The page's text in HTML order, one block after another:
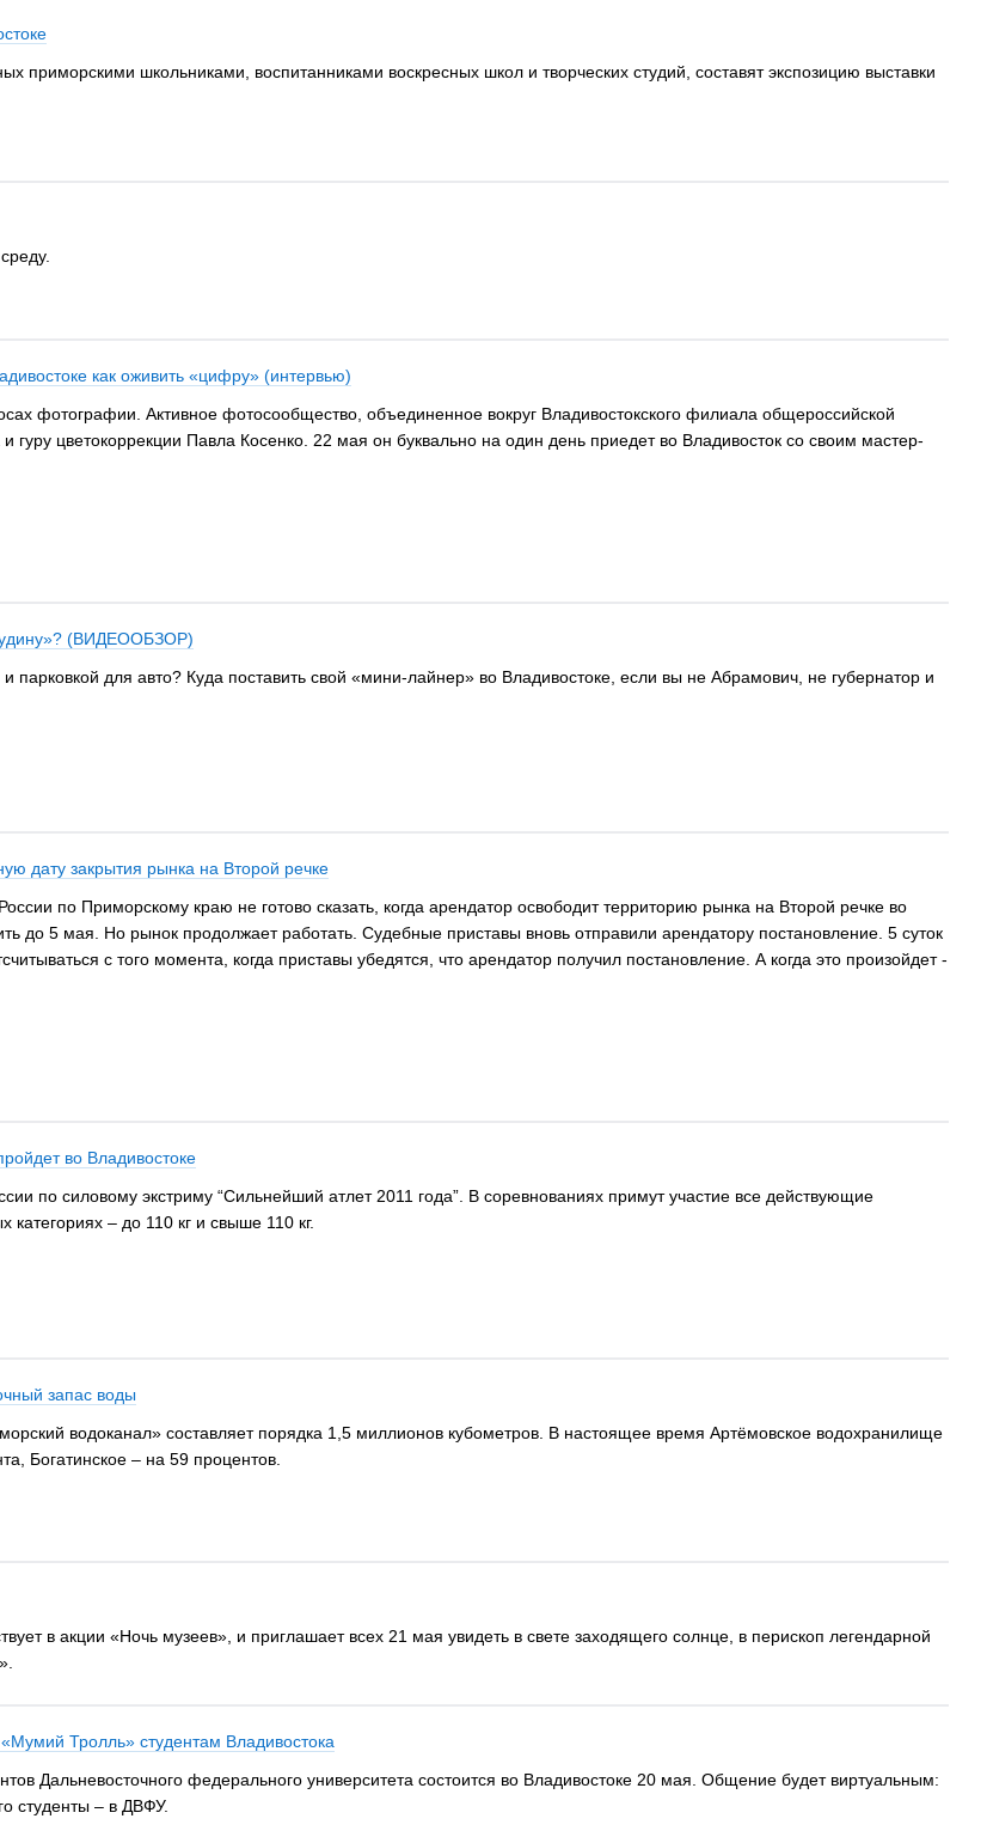
приморскими школьниками, воспитанниками воскресных школ и творческих студий, составят экспозицию выставки
как оживить «цифру» (интервью)
фотографии. Активное фотосообщество, объединенное вокруг Владивостокского филиала общероссийской
цветокоррекции Павла Косенко. 22 мая он буквально на один день приедет во Владивосток со своим мастер-
(ВИДЕООБЗОР)
парковкой для авто? Куда поставить свой «мини-лайнер» во Владивостоке, если вы не Абрамович, не губернатор и
дату закрытия рынка на Второй речке
по Приморскому краю не готово сказать, когда арендатор освободит территорию рынка на Второй речке во
до 5 мая. Но рынок продолжает работать. Судебные приставы вновь отправили арендатору постановление. 5 суток
с того момента, когда приставы убедятся, что арендатор получил постановление. А когда это произойдет -
во Владивостоке
по силовому экстриму “Сильнейший атлет 2011 года”. В соревнованиях примут участие все действующие
– до 110 кг и свыше 110 кг.
запас воды
водоканал» составляет порядка 1,5 миллионов кубометров. В настоящее время Артёмовское водохранилище
Богатинское – на 59 процентов.
в акции «Ночь музеев», и приглашает всех 21 мая увидеть в свете заходящего солнце, в перископ легендарной
Тролль» студентам Владивостока
Дальневосточного федерального университета состоится во Владивостоке 20 мая. Общение будет виртуальным:
студенты – в ДВФУ.